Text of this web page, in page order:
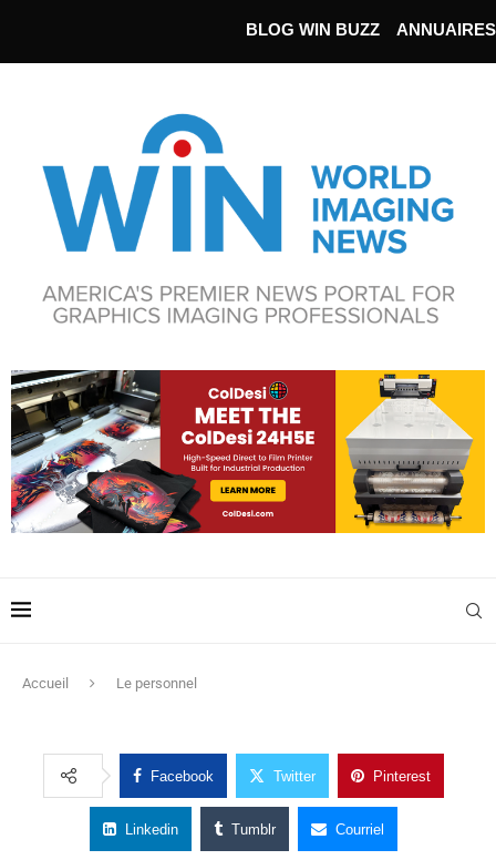
BLOG WIN BUZZ ANNUAIRES
Accueil Le personnel
Facebook Twitter Pinterest
Linkedin Tumblr Courriel